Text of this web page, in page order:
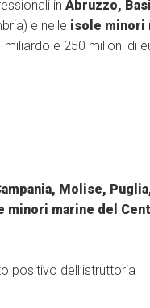
in Abruzzo,
e nelle isole minori
e 250 milioni di
Molise,
minori marine del
positivo dell’istruttoria